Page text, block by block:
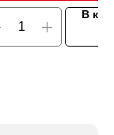
В